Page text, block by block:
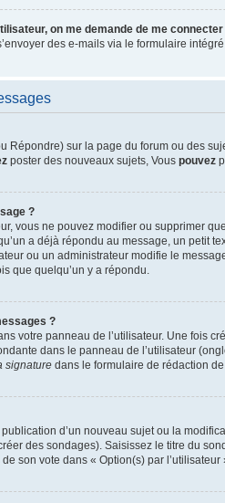
on me demande de me connecter
des e-mails via le formulaire
Répondre) sur la page du forum ou des
poster des nouveaux sujets, Vous pouvez
?
vous ne pouvez modifier ou supprimer
a déjà répondu au message, un petit
ou un administrateur modifie le
que quelqu’un y a répondu.
?
votre panneau de l’utilisateur. Une fois
dans le panneau de l’utilisateur
signature dans le formulaire de rédaction de
d’un nouveau sujet ou la
des sondages). Saisissez le titre du
son vote dans « Option(s) par